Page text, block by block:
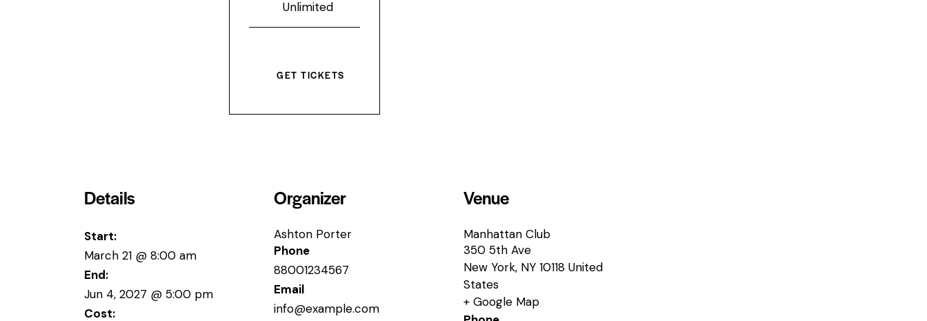
Unlimited
GET TICKETS
Details
Start:
March 21 @ 8:00 am
End:
Jun 4, 2027 @ 5:00 pm
Cost:
Organizer
Ashton Porter
Phone
88001234567
Email
info@example.com
Venue
Manhattan Club
350 5th Ave
New York, NY 10118 United
States
+ Google Map